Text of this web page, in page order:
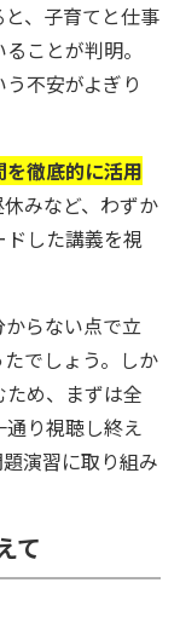
、子育てと仕事
ことが判明。
不安がよぎり
徹底的に活用
みなど、わずか
した講義を視
らない点で立
でしょう。しか
め、まずは全
り視聴し終え
演習に取り組み
て